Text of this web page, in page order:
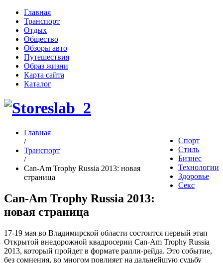
Главная
Транспорт
Отдых
Общество
Обзоры авто
Путешествия
Образ жизни
Карта сайта
Каталог
Спорт
Стиль
Бизнес
Технологии
Здоровье
Секс
Главная
/
Транспорт
/
Can-Am Trophy Russia 2013: новая
страница
Can-Am Trophy Russia 2013:
новая страница
17-19 мая во Владимирской области состоится первый этап
Открытой внедорожной квадросерии Can-Am Trophy Russia
2013, который пройдет в формате ралли-рейда. Это событие,
без сомнения, во многом повлияет на дальнейшую судьбу